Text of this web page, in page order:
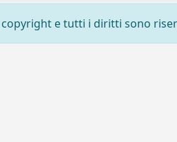
e tutti i diritti sono